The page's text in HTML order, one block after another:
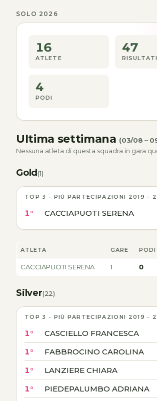
SOLO 2026
16
ATLETE
47
RISULTATI
4
PODI
Ultima settimana (03/08 –
Nessuna atleta di questa squadra in gara
Gold(1)
TOP 3 - PIÙ PARTECIPAZIONI 2019 -
1° CACCIAPUOTI SERENA
ATLETA GARE PODI
CACCIAPUOTI SERENA 1 0
Silver(22)
TOP 3 - PIÙ PARTECIPAZIONI 2019 -
1° CASCIELLO FRANCESCA
1° FABBROCINO CAROLINA
1° LANZIERE CHIARA
1° PIEDEPALUMBO ADRIANA